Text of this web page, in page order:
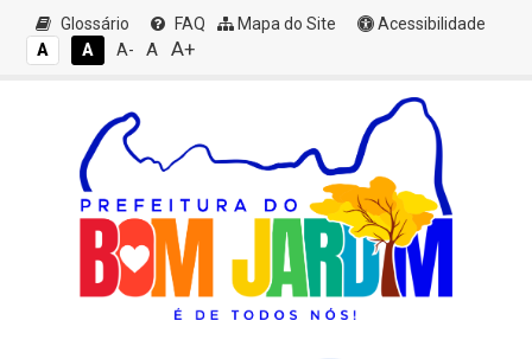
Glossário FAQ Mapa do Site
Acessibilidade
A
A A- A A+